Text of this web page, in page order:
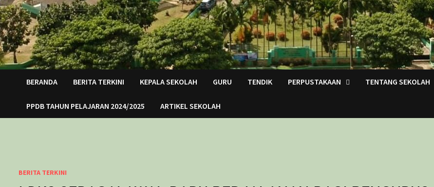
BERANDA BERITA TERKINI KEPALA SEKOLAH GURU TENDIK PERPUSTAKAAN TENTANG SEKOLAH
PPDB TAHUN PELAJARAN 2024/2025 ARTIKEL SEKOLAH
BERITA TERKINI